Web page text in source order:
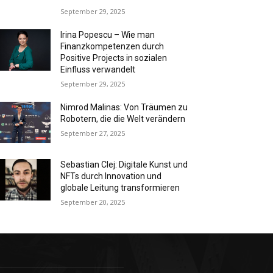
September 29, 2025
Irina Popescu – Wie man
Finanzkompetenzen durch
Positive Projects in sozialen
Einfluss verwandelt
September 29, 2025
Nimrod Malinas: Von Träumen zu
Robotern, die die Welt verändern
September 27, 2025
Sebastian Clej: Digitale Kunst und
NFTs durch Innovation und
globale Leitung transformieren
September 20, 2025